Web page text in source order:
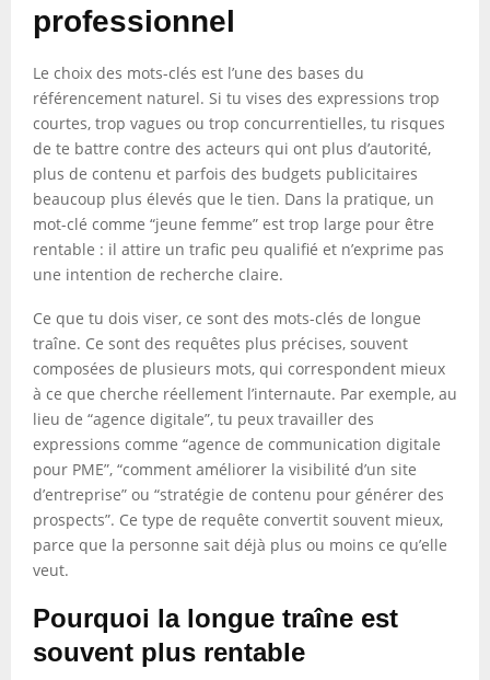
professionnel
Le choix des mots-clés est l’une des bases du
référencement naturel. Si tu vises des expressions trop
courtes, trop vagues ou trop concurrentielles, tu risques
de te battre contre des acteurs qui ont plus d’autorité,
plus de contenu et parfois des budgets publicitaires
beaucoup plus élevés que le tien. Dans la pratique, un
mot-clé comme “jeune femme” est trop large pour être
rentable : il attire un trafic peu qualifié et n’exprime pas
une intention de recherche claire.
Ce que tu dois viser, ce sont des mots-clés de longue
traîne. Ce sont des requêtes plus précises, souvent
composées de plusieurs mots, qui correspondent mieux
à ce que cherche réellement l’internaute. Par exemple, au
lieu de “agence digitale”, tu peux travailler des
expressions comme “agence de communication digitale
pour PME”, “comment améliorer la visibilité d’un site
d’entreprise” ou “stratégie de contenu pour générer des
prospects”. Ce type de requête convertit souvent mieux,
parce que la personne sait déjà plus ou moins ce qu’elle
veut.
Pourquoi la longue traîne est
souvent plus rentable